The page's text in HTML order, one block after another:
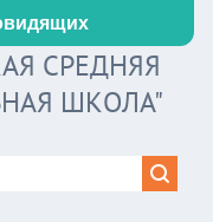
СРЕДНЯЯ
ШКОЛА"